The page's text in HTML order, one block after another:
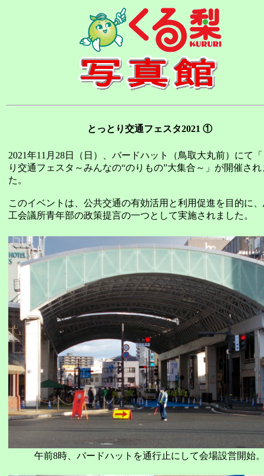
とっとり交通フェスタ2021 ①
2021年11月28日（日）、バードハット（鳥取大丸前）にて
り交通フェスタ～みんなの“のりもの”大集合～」が開催され
た。
このイベントは、公共交通の有効活用と利用促進を目的に
工会議所青年部の政策提言の一つとして実施されました。
午前8時、バードハットを通行止にして会場設営開始